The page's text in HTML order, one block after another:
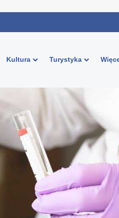
Kultura Turystyka